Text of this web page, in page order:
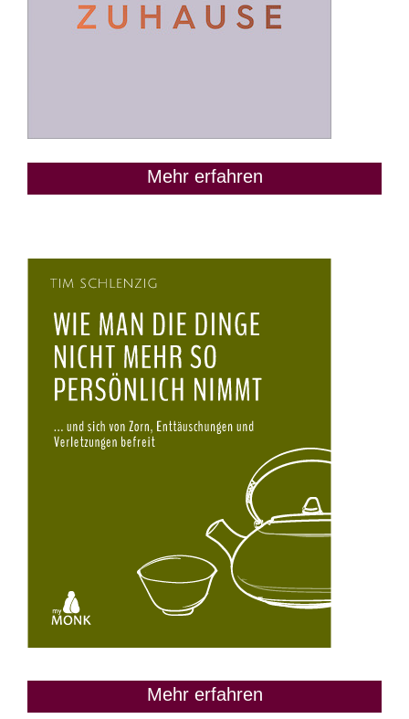
Mehr erfahren
Mehr erfahren